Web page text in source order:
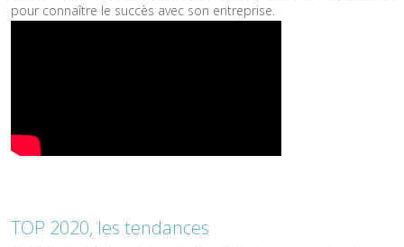
pour connaître le succès avec son entreprise.
TOP 2020, les tendances